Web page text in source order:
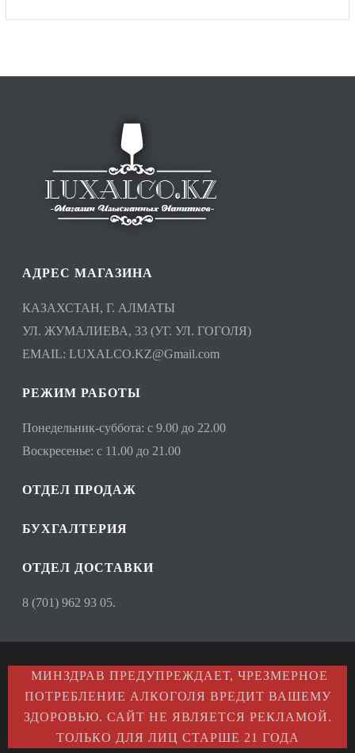
АДРЕС МАГАЗИНА
КАЗАХСТАН, Г. АЛМАТЫ
УЛ. ЖУМАЛИЕВА, 33 (УГ. УЛ. ГОГОЛЯ)
EMAIL:LUXALCO.KZ@Gmail.com
РЕЖИМ РАБОТЫ
Понедельник-суббота: с 9.00 до 22.00
Воскресенье: с 11.00 до 21.00
ОТДЕЛ ПРОДАЖ
БУХГАЛТЕРИЯ
ОТДЕЛ ДОСТАВКИ
8 (701) 962 93 05.
МИНЗДРАВ ПРЕДУПРЕЖДАЕТ, ЧРЕЗМЕРНОЕ
ПОТРЕБЛЕНИЕ АЛКОГОЛЯ ВРЕДИТ ВАШЕМУ
ЗДОРОВЬЮ. САЙТ НЕ ЯВЛЯЕТСЯ РЕКЛАМОЙ.
ТОЛЬКО ДЛЯ ЛИЦ СТАРШЕ 21 ГОДА